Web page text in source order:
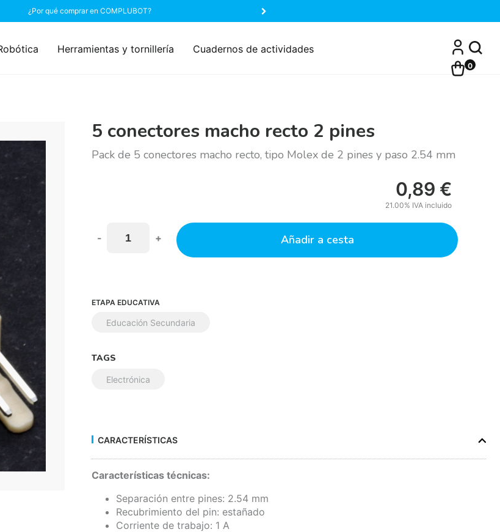
¿Por qué comprar en COMPLUBOT?
0
Herramientas y tornillería Cuadernos de actividades
5 conectores macho recto 2 pines
Pack de 5 conectores macho recto, tipo Molex de 2 pines y paso 2.54 mm
0,89 €
21.00% IVA incluido
- + Añadir a cesta
ETAPA EDUCATIVA
Educación Secundaria
TAGS
Electrónica
CARACTERÍSTICAS
Características técnicas:
Separación entre pines: 2.54 mm
Recubrimiento del pin: estañado
Corriente de trabajo: 1 A